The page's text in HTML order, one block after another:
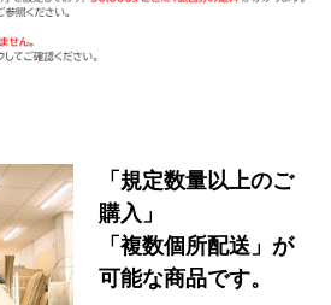
「規定数量以上のご
購入」
「複数個所配送」が
可能な商品です。